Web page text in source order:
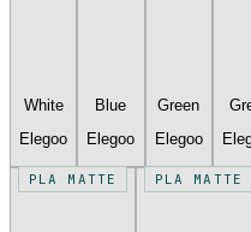
White
Elegoo
Blue
Elegoo
Green
Elegoo
PLA MATTE PLA MATTE